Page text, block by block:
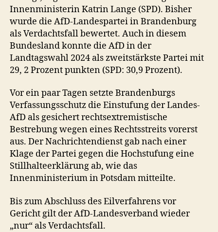
Innenministerin Katrin Lange (SPD). Bisher
wurde die AfD-Landespartei in Brandenburg
als Verdachtsfall bewertet. Auch in diesem
Bundesland konnte die AfD in der
Landtagswahl 2024 als zweitstärkste Partei mit
29, 2 Prozent punkten (SPD: 30,9 Prozent).
Vor ein paar Tagen setzte Brandenburgs
Verfassungsschutz die Einstufung der Landes-
AfD als gesichert rechtsextremistische
Bestrebung wegen eines Rechtsstreits vorerst
aus. Der Nachrichtendienst gab nach einer
Klage der Partei gegen die Hochstufung eine
Stillhalteerklärung ab, wie das
Innenministerium in Potsdam mitteilte.
Bis zum Abschluss des Eilverfahrens vor
Gericht gilt der AfD-Landesverband wieder
„nur“ als Verdachtsfall.